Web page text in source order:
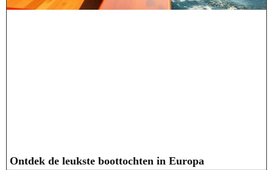
Ontdek de leukste boottochten in Europa